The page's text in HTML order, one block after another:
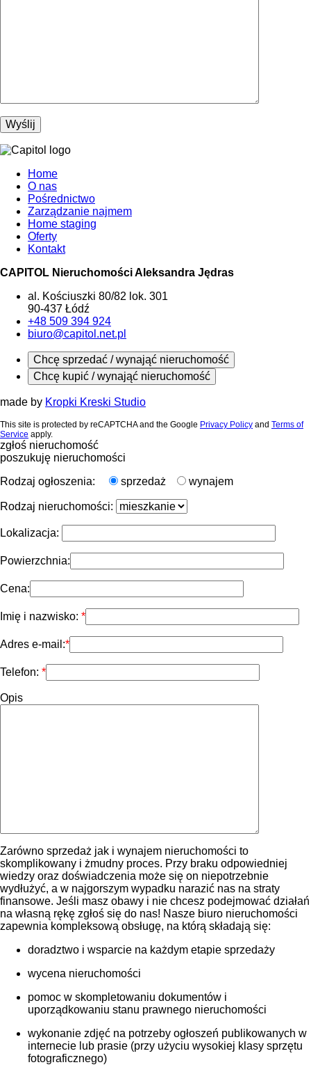
Home
O nas
Pośrednictwo
Zarządzanie najmem
Home staging
Oferty
Kontakt
CAPITOL Nieruchomości Aleksandra Jędras
al. Kościuszki 80/82 lok. 301
90-437 Łódź
+48 509 394 924
biuro@capitol.net.pl
Chcę sprzedać / wynająć nieruchomość
Chcę kupić / wynająć nieruchomość
made by Kropki Kreski Studio
This site is protected by reCAPTCHA and the Google Privacy Policy and Terms of
Service apply.
zgłoś nieruchomość
poszukuję nieruchomości
Rodzaj ogłoszenia:
sprzedaż wynajem
Rodzaj nieruchomości:
Lokalizacja:
Powierzchnia:
Cena:
Imię i nazwisko:
Adres e-mail:
Telefon:
Opis
Zarówno sprzedaż jak i wynajem nieruchomości to
skomplikowany i żmudny proces. Przy braku odpowiedniej
wiedzy oraz doświadczenia może się on niepotrzebnie
wydłużyć, a w najgorszym wypadku narazić nas na straty
finansowe. Jeśli masz obawy i nie chcesz podejmować działań
na własną rękę zgłoś się do nas! Nasze biuro nieruchomości
zapewnia kompleksową obsługę, na którą składają się:
doradztwo i wsparcie na każdym etapie sprzedaży
wycena nieruchomości
pomoc w skompletowaniu dokumentów i
uporządkowaniu stanu prawnego nieruchomości
wykonanie zdjęć na potrzeby ogłoszeń publikowanych w
internecie lub prasie (przy użyciu wysokiej klasy sprzętu
fotograficznego)